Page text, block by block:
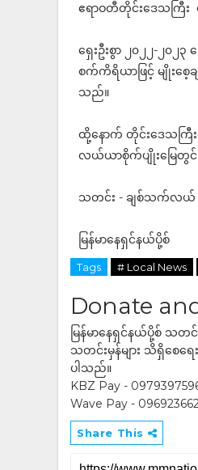
ဧရာဝတီတိုင်းဒေသကြီး
ရှေးဦးစွာ ၂၀၂၂-၂၀၂
စက်ကိရိယာဖြင့် မျိုးစေ့
သည်။
ထို့နောက် တိုင်းဒေသကြီး
လယ်ယာစိုက်ပျိုးမြေတွင်
သတင်း - ချစ်သက်လယ်
မြန်မာနေရှင်နယ်ပို့စ်
Tags # Local News
Donate
မြန်မာနေရှင်နယ်ပို့စ် သတ
သတင်းမှန်များ သိရှိစေရ
ပါသည်။
KBZ Pay -
Wave Pay -
Share This